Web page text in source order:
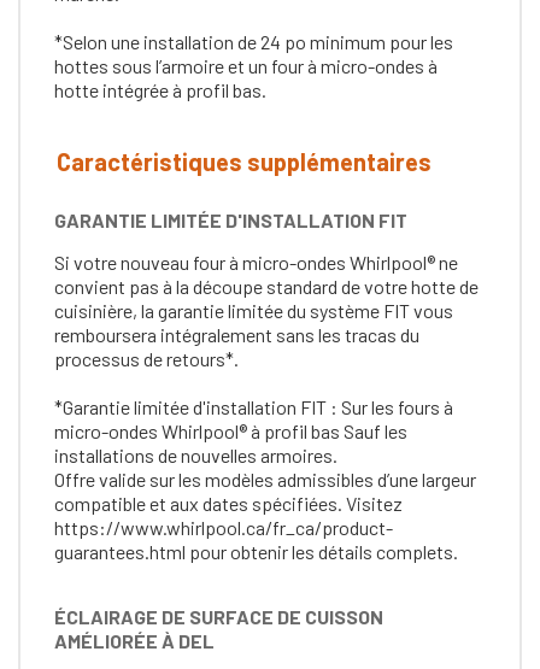
*Selon une installation de 24 po minimum pour les
hottes sous l’armoire et un four à micro-ondes à
hotte intégrée à profil bas.
Caractéristiques supplémentaires
GARANTIE LIMITÉE D'INSTALLATION FIT
Si votre nouveau four à micro-ondes Whirlpool® ne
convient pas à la découpe standard de votre hotte de
cuisinière, la garantie limitée du système FIT vous
remboursera intégralement sans les tracas du
processus de retours*.
*Garantie limitée d'installation FIT : Sur les fours à
micro-ondes Whirlpool® à profil bas Sauf les
installations de nouvelles armoires.
Offre valide sur les modèles admissibles d’une largeur
compatible et aux dates spécifiées. Visitez
https://www.whirlpool.ca/fr_ca/product-
guarantees.html pour obtenir les détails complets.
ÉCLAIRAGE DE SURFACE DE CUISSON
AMÉLIORÉE À DEL